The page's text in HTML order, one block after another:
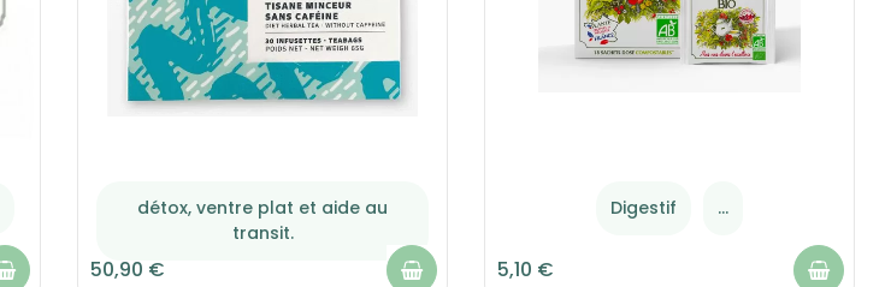
détox, ventre plat et aide au
transit.
50,90 €
Digestif ...
5,10 €